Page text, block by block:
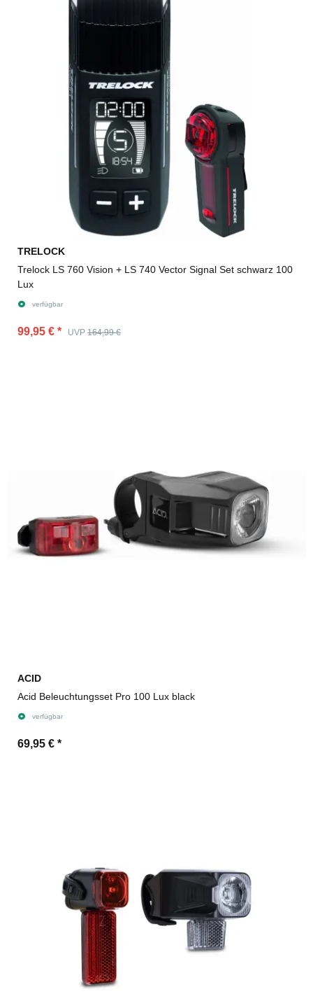
TRELOCK
Trelock LS 760 Vision + LS 740 Vector Signal Set schwarz 100
Lux
verfügbar
99,95 € * UVP 164,99 €
ACID
Acid Beleuchtungsset Pro 100 Lux black
verfügbar
69,95 € *